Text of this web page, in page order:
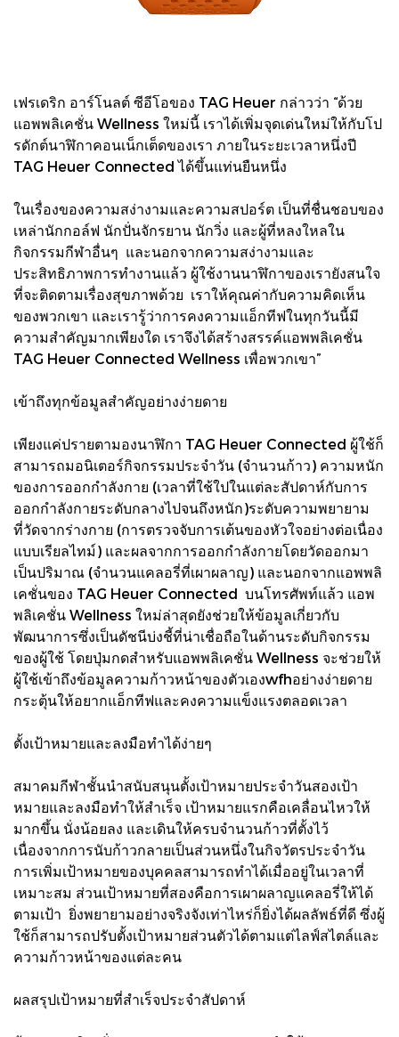
เฟรเดริก อาร์โนลต์ ซีอีโอของ TAG Heuer กล่าวว่า “ด้วย
แอพพลิเคชั่น Wellness ใหม่นี้ เราได้เพิ่มจุดเด่นใหม่ให้กับโป
รดักต์นาฬิกาคอนเน็กเต็ดของเรา ภายในระยะเวลาหนึ่งปี
TAG Heuer Connected ได้ขึ้นแท่นยืนหนึ่ง
ในเรื่องของความสง่างามและความสปอร์ต เป็นที่ชื่นชอบของ
เหล่านักกอล์ฟ นักปั่นจักรยาน นักวิ่ง และผู้ที่หลงใหลใน
กิจกรรมกีฬาอื่นๆ และนอกจากความสง่างามและ
ประสิทธิภาพการทำงานแล้ว ผู้ใช้งานนาฬิกาของเรายังสนใจ
ที่จะติดตามเรื่องสุขภาพด้วย เราให้คุณค่ากับความคิดเห็น
ของพวกเขา และเรารู้ว่าการคงความแอ็กทีฟในทุกวันนี้มี
ความสำคัญมากเพียงใด เราจึงได้สร้างสรรค์แอพพลิเคชั่น
TAG Heuer Connected Wellness เพื่อพวกเขา”
เข้าถึงทุกข้อมูลสำคัญอย่างง่ายดาย
เพียงแค่ปรายตามองนาฬิกา TAG Heuer Connected ผู้ใช้ก็
สามารถมอนิเตอร์กิจกรรมประจำวัน (จำนวนก้าว) ความหนัก
ของการออกกำลังกาย (เวลาที่ใช้ใปในแต่ละสัปดาห์กับการ
ออกกำลังกายระดับกลางไปจนถึงหนัก)ระดับความพยายาม
ที่วัดจากร่างกาย (การตรวจจับการเต้นของหัวใจอย่างต่อเนื่อง
แบบเรียลไทม์) และผลจากการออกกำลังกายโดยวัดออกมา
เป็นปริมาณ (จำนวนแคลอรี่ที่เผาผลาญ) และนอกจากแอพพลิ
เคชั่นของ TAG Heuer Connected บนโทรศัพท์แล้ว แอพ
พลิเคชั่น Wellness ใหม่ล่าสุดยังช่วยให้ข้อมูลเกี่ยวกับ
พัฒนาการซึ่งเป็นดัชนีบ่งชี้ที่น่าเชื่อถือในด้านระดับกิจกรรม
ของผู้ใช้ โดยปุ่มกดสำหรับแอพพลิเคชั่น Wellness จะช่วยให้
ผู้ใช้เข้าถึงข้อมูลความก้าวหน้าของตัวเองwfhอย่างง่ายดาย
กระตุ้นให้อยากแอ็กทีฟและคงความแข็งแรงตลอดเวลา
ตั้งเป้าหมายและลงมือทำได้ง่ายๆ
สมาคมกีฬาชั้นนำสนับสนุนตั้งเป้าหมายประจำวันสองเป้า
หมายและลงมือทำให้สำเร็จ เป้าหมายแรกคือเคลื่อนไหวให้
มากขึ้น นั่งน้อยลง และเดินให้ครบจำนวนก้าวที่ตั้งไว้
เนื่องจากการนับก้าวกลายเป็นส่วนหนึ่งในกิจวัตรประจำวัน
การเพิ่มเป้าหมายของบุคคลสามารถทำได้เมื่ออยู่ในเวลาที่
เหมาะสม ส่วนเป้าหมายที่สองคือการเผาผลาญแคลอรี่ให้ได้
ตามเป้า ยิ่งพยายามอย่างจริงจังเท่าไหร่ก็ยิ่งได้ผลลัพธ์ที่ดี ซึ่งผู้
ใช้ก็สามารถปรับตั้งเป้าหมายส่วนตัวได้ตามแต่ไลฟ์สไตล์และ
ความก้าวหน้าของแต่ละคน
ผลสรุปเป้าหมายที่สำเร็จประจำสัปดาห์